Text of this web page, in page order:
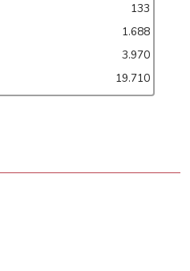
133
1.688
3.970
19.710